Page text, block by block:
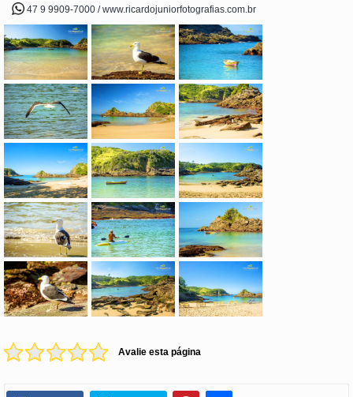
47 9 9909-7000 / www.ricardojuniorfotografias.com.br
Avalie esta página